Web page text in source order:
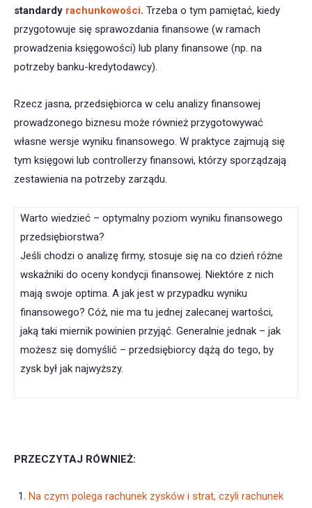
standardy rachunkowości. Trzeba o tym pamiętać, kiedy
przygotowuje się sprawozdania finansowe (w ramach
prowadzenia księgowości) lub plany finansowe (np. na
potrzeby banku-kredytodawcy).
Rzecz jasna, przedsiębiorca w celu analizy finansowej
prowadzonego biznesu może również przygotowywać
własne wersje wyniku finansowego. W praktyce zajmują się
tym księgowi lub controllerzy finansowi, którzy sporządzają
zestawienia na potrzeby zarządu.
Warto wiedzieć – optymalny poziom wyniku finansowego
przedsiębiorstwa?
Jeśli chodzi o analizę firmy, stosuje się na co dzień różne
wskaźniki do oceny kondycji finansowej. Niektóre z nich
mają swoje optima. A jak jest w przypadku wyniku
finansowego? Cóż, nie ma tu jednej zalecanej wartości,
jaką taki miernik powinien przyjąć. Generalnie jednak – jak
możesz się domyślić – przedsiębiorcy dążą do tego, by
zysk był jak najwyższy.
PRZECZYTAJ RÓWNIEŻ:
Na czym polega rachunek zysków i strat, czyli rachunek